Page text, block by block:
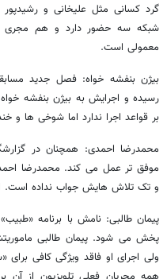
گرد کسانی مثل علیخانی و
شبکه سه حضور دارد و هم مجری
معمولی است.
بیژن بنفشه خواه: فصل جدید
رسیده و اجرایش به بیژن بنفشه
بر قواعد اجرا ندارد اما شوخی ها و
محمدرضا احمدی: همچنان در
موفق تر عمل می کند. محمدرضا
و تک تلاش هایش جواب نداده است.
پیمان طالبی: نامش با برنامه
پخش می شود. پیمان طالبی
ولی اجرای او فاقد ویژگی کافی